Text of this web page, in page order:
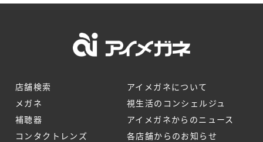
店舗検索
メガネ
補聴器
コンタクトレンズ
アイメガネについて
視生活のコンシェルジュ
アイメガネからのニュース
各店舗からのお知らせ